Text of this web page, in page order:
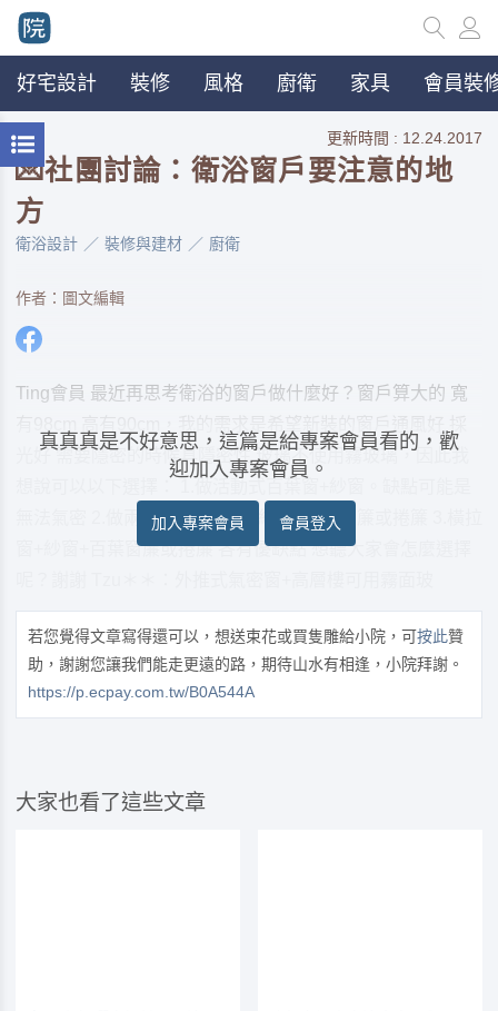
好宅設計 裝修 風格 廚衛 家具 會員裝
更新時間 : 12.24.2017
💌社團討論：衛浴窗戶要注意的地
方
衛浴設計 裝修與建材 廚衛
作者：圖文編輯
Ting會員 最近再思考衛浴的窗戶做什麼好？窗戶算大的 寬
光好 需要隱密的時候具隱密性 玻璃不使用霧玻璃，因此我
無法氣密 2.做兩扇同向推射窗+紗窗+百葉窗簾或捲簾 3.橫拉
窗+紗窗+百葉窗簾或捲簾 各有優缺點 想聽大家會怎麼選擇
真真真是不好意思，這篇是給專案會員看的，歡
迎加入專案會員。
加入專案會員 會員登入
若您覺得文章寫得還可以，想送束花或買隻雕給小院，可按此贊
助，謝謝您讓我們能走更遠的路，期待山水有相逢，小院拜謝。
https://p.ecpay.com.tw/B0A544A
大家也看了這些文章